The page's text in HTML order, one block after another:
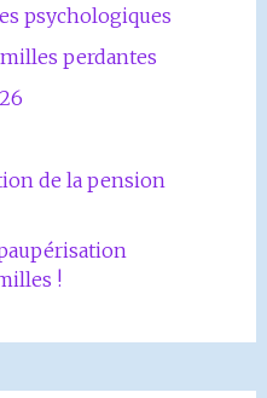
psychologiques
perdantes
de la pension
!